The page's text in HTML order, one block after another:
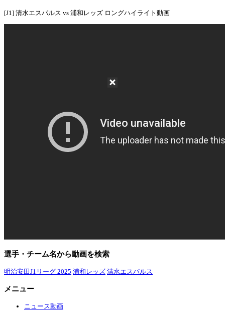
[J1] 清水エスパルス vs 浦和レッズ ロングハイライト動画
選手・チーム名から動画を検索
明治安田J1リーグ 2025 浦和レッズ 清水エスパルス
メニュー
ニュース動画